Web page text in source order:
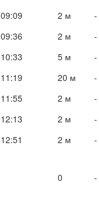
09:09 2 м
-
09:36 2 м
-
10:33 5 м
-
11:19 20 м
-
11:55 2 м
-
12:13 2 м
-
12:51 2 м
-
0 -